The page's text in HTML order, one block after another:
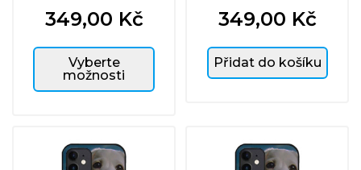
Cena
349,00 Kč
Vyberte
možnosti
Cena
349,00 Kč
Přidat do košíku